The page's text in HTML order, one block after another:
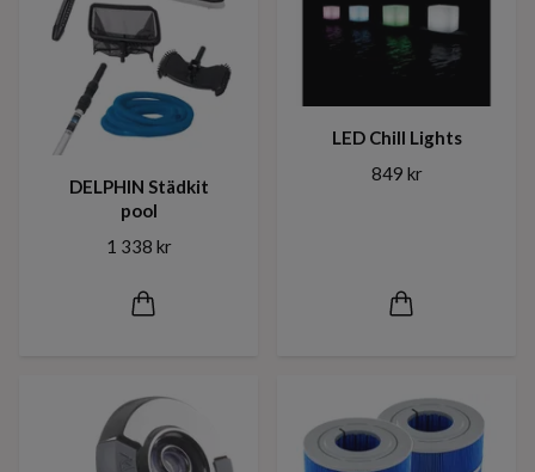
DELPHIN Städkit
pool
1 338 kr
LED Chill Lights
849 kr